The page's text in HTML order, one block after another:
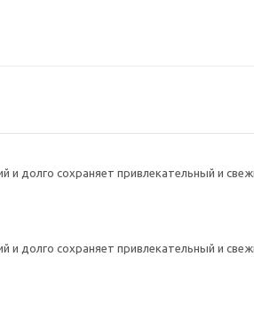
и долго сохраняет привлекательный и
и долго сохраняет привлекательный и